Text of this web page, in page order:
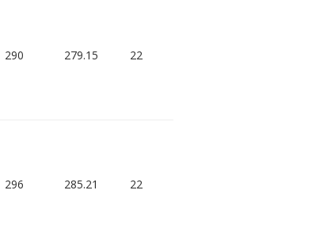
290 279.15 22
296 285.21 22